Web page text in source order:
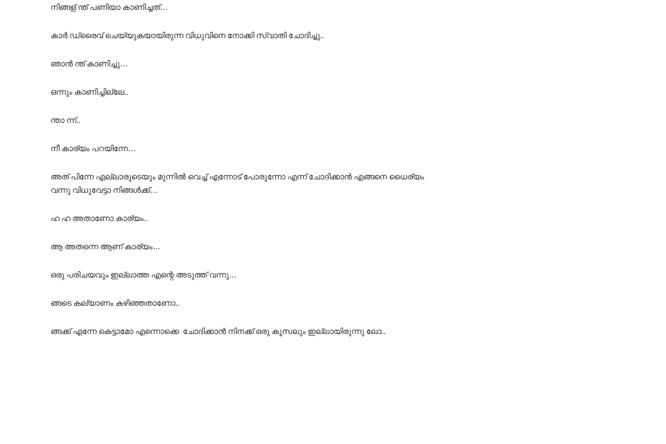
നിങ്ങള് ന്ത് പണിയാ കാണിച്ചത്…
കാർ ഡ്രൈവ് ചെയ്യുകയായിരുന്ന വിധുവിനെ നോക്കി സ്വാതി ചോദിച്ചു..
ഞാൻ ന്ത് കാണിച്ചു…
ഒന്നും കാണിച്ചില്ലേ..
ന്താ ന്ന്..
നീ കാര്യം പറയിന്നേ…
അത് പിന്നേ എല്ലാരുടെയും മുന്നിൽ വെച്ച് എന്നോട് പോരുന്നോ എന്ന് ചോദിക്കാൻ എങ്ങനെ ധൈര്യം
വന്നു വിധുവേട്ടാ നിങ്ങൾക്ക്…
ഹ ഹ അതാണോ കാര്യം..
ആ അതന്നെ ആണ് കാര്യം…
ഒരു പരിചയവും ഇല്ലാത്ത എന്റെ അടുത്ത് വന്നു…
ങ്ങടെ കല്യാണം കഴിഞ്ഞതാണോ..
ങ്ങക്ക് എന്നേ കെട്ടാമോ എന്നൊക്കെ ചോദിക്കാൻ നിനക്ക് ഒരു കൂസലും ഇല്ലായിരുന്നു ലോ..